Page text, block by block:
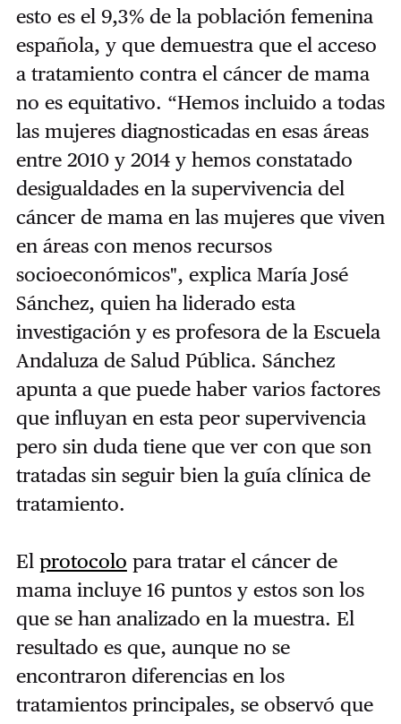
esto es el 9,3% de la población femenina
española, y que demuestra que el acceso
a tratamiento contra el cáncer de mama
no es equitativo. “Hemos incluido a todas
las mujeres diagnosticadas en esas áreas
entre 2010 y 2014 y hemos constatado
desigualdades en la supervivencia del
cáncer de mama en las mujeres que viven
en áreas con menos recursos
socioeconómicos", explica María José
Sánchez, quien ha liderado esta
investigación y es profesora de la Escuela
Andaluza de Salud Pública. Sánchez
apunta a que puede haber varios factores
que influyan en esta peor supervivencia
pero sin duda tiene que ver con que son
tratadas sin seguir bien la guía clínica de
tratamiento.
El protocolo para tratar el cáncer de
mama incluye 16 puntos y estos son los
que se han analizado en la muestra. El
resultado es que, aunque no se
encontraron diferencias en los
tratamientos principales, se observó que